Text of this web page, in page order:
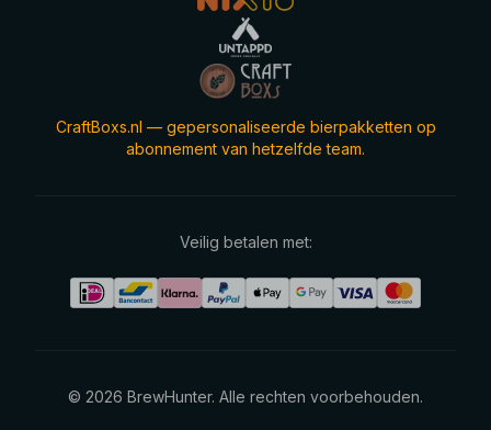
CraftBoxs.nl — gepersonaliseerde bierpakketten op
abonnement van hetzelfde team.
Veilig betalen met:
© 2026 BrewHunter. Alle rechten voorbehouden.